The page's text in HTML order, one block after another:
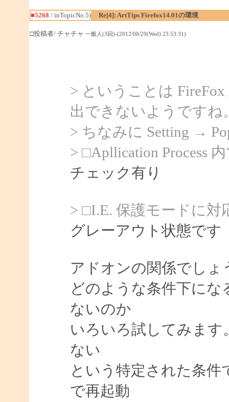
■5268 / inTopicNo.5) Re[4]: ArtTips Firefox14.01の環境
□投稿者/ チャチャ 一般人(3回)-(2012/08/29(Wed) 23:53:31)
> ということは
出できないようですね
> ちなみに Setting →
> □Apllication Process
チェック有り
> □I.E. 保護モードに対
グレーアウト状態です
アドオンの関係でしょ
どのような条件下に
ないのか
いろいろ試してみま
ない
という特定された条
で再起動